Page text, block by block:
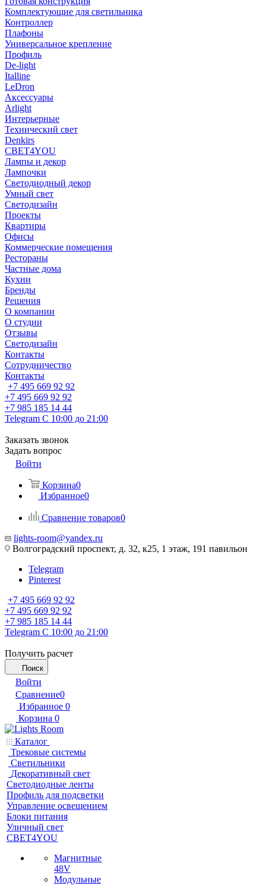
Комплектующие для светильника
Контроллер
Плафоны
Универсальное крепление
Профиль
De-light
Italline
LeDron
Аксессуары
Arlight
Интерьерные
Технический свет
Denkirs
СВЕТ4YOU
Лампы и декор
Лампочки
Светодиодный декор
Умный свет
Светодизайн
Проекты
Квартиры
Офисы
Коммерческие помещения
Рестораны
Частные дома
Кухни
Бренды
Решения
О компании
О студии
Отзывы
Светодизайн
Контакты
Сотрудничество
Контакты
+7 495 669 92 92
+7 495 669 92 92
+7 985 185 14 44
Telegram С 10:00 до 21:00
Заказать звонок
Задать вопрос
Войти
Корзина0
Избранное0
Сравнение товаров0
lights-room@yandex.ru
Волгоградский проспект, д. 32, к25, 1 этаж, 191 павильон
Telegram
Pinterest
+7 495 669 92 92
+7 495 669 92 92
+7 985 185 14 44
Telegram С 10:00 до 21:00
Получить расчет
Поиск
Войти
Сравнение0
Избранное 0
Корзина 0
Каталог
Трековые системы
Светильники
Декоративный свет
Светодиодные ленты
Профиль для подсветки
Управление освещением
Блоки питания
Уличный свет
СВЕТ4YOU
Магнитные
48V
Модульные